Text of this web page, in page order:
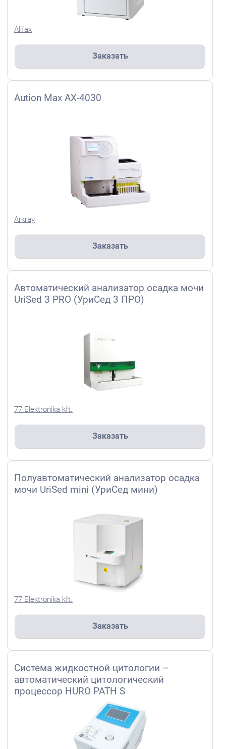
Alifax
Заказать
Aution Max AX-4030
Arkray
Заказать
Автоматический анализатор осадка мочи
UriSed 3 PRO (УриСед 3 ПРО)
77 Elektronika kft.
Заказать
Полуавтоматический анализатор осадка
мочи UriSed mini (УриСед мини)
77 Elektronika kft.
Заказать
Система жидкостной цитологии –
автоматический цитологический
процессор HURO PATH S